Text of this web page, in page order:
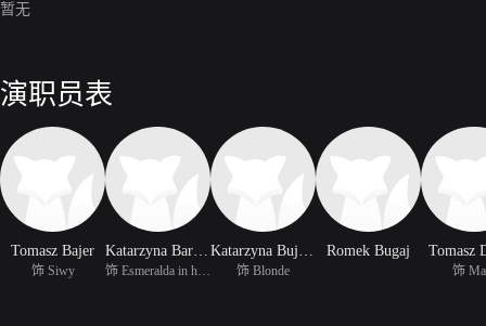
暂无
演职员表
Tomasz Bajer
饰 Siwy
Katarzyna Bargielowska
饰 Esmeralda in horror
Katarzyna Bujakiewicz
饰 Blonde
Romek Bugaj Tomasz
饰